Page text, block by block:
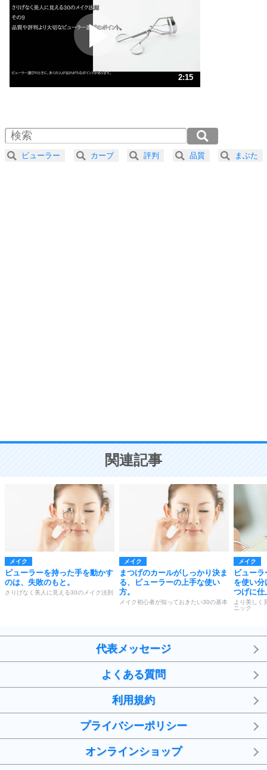
ポジティブになれない原因は、行動しないから。
ポジティブ思考になる30の方法
人生、なんとかなるもの。
気楽に生きる30の方法
4 器の大きい人は、怒りを優しさで表現する。
ことが大切。
2:15
2.0倍速 （265KB 1分7秒）
2.5倍速 （212KB 54秒）
3.0倍速 （177KB 45秒）
ビューラー カーブ 評判 品質 まぶた
関連記事
メイク
ビューラーを持った手を動かす
のは、失敗のもと。
さりげなく美人に見える30のメイク法則
メイク
まつげのカールがしっかり決ま
る、ビューラーの上手な使い
方。
メイク初心者が知っておきたい30の基本
メイク
ビュー
を使い
つげに仕
より美しく
ニック
代表メッセージ
よくある質問
利用規約
プライバシーポリシー
オンラインショップ